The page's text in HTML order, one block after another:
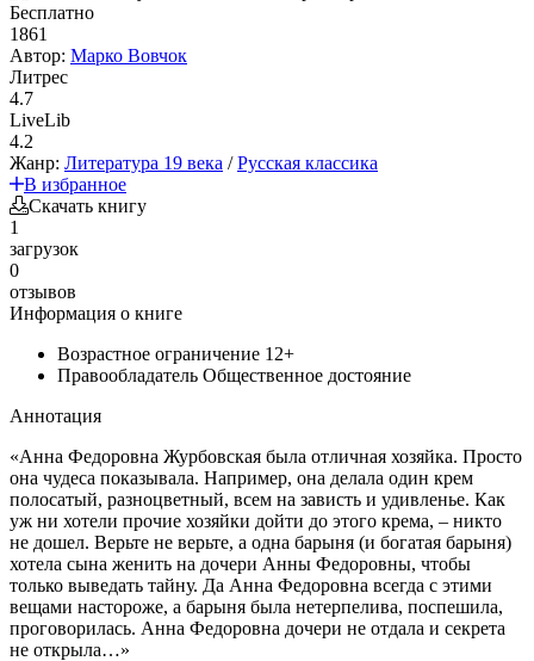
Бесплатно
1861
Автор: Марко Вовчок
Литрес
4.7
LiveLib
4.2
Жанр: Литература 19 века /Русская классика
В избранное
Скачать книгу
1
загрузок
0
отзывов
Информация о книге
Возрастное ограничение 12+
Правообладатель Общественное достояние
Аннотация
«Анна Федоровна Журбовская была отличная хозяйка. Просто
она чудеса показывала. Например, она делала один крем
полосатый, разноцветный, всем на зависть и удивленье. Как
уж ни хотели прочие хозяйки дойти до этого крема, – никто
не дошел. Верьте не верьте, а одна барыня (и богатая барыня)
хотела сына женить на дочери Анны Федоровны, чтобы
только выведать тайну. Да Анна Федоровна всегда с этими
вещами настороже, а барыня была нетерпелива, поспешила,
проговорилась. Анна Федоровна дочери не отдала и секрета
не открыла…»